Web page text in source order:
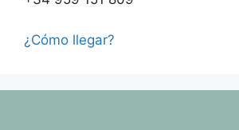
¿Cómo llegar?